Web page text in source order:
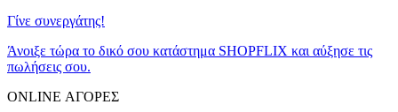
Γίνε συνεργάτης!
Άνοιξε τώρα το δικό σου κατάστημα SHOPFLIX και αύξησε τις
πωλήσεις σου.
ONLINE ΑΓΟΡΕΣ